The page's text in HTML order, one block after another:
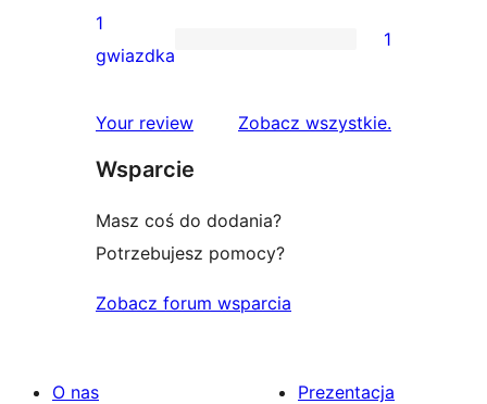
gwiazdkowe
recenzji
2-
1
1-
1
gwiazdka
1
Your review Zobacz wszystkierecenzje
.
Wsparcie
Masz coś do dodania?
Potrzebujesz pomocy?
Zobacz forum wsparcia
O nas
Prezentacja